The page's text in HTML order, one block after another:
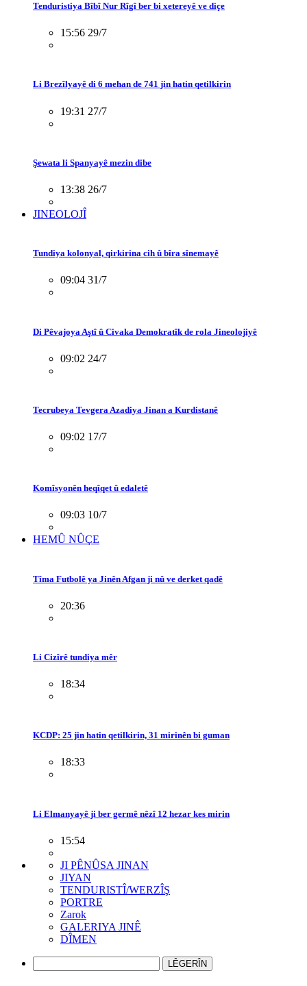
Tenduristiya Bîbî Nur Rîgî ber bi xetereyê ve diçe
15:56 29/7
Li Brezîlyayê di 6 mehan de 741 jin hatin qetilkirin
19:31 27/7
Şewata li Spanyayê mezin dibe
13:38 26/7
JINEOLOJÎ
Tundiya kolonyal, qirkirina cih û bîra sînemayê
09:04 31/7
Di Pêvajoya Aştî û Civaka Demokratîk de rola Jineolojiyê
09:02 24/7
Tecrubeya Tevgera Azadiya Jinan a Kurdistanê
09:02 17/7
Komîsyonên heqîqet û edaletê
09:03 10/7
HEMÛ NÛÇE
Tîma Futbolê ya Jinên Afgan ji nû ve derket qadê
20:36
Li Cizîrê tundiya mêr
18:34
KCDP: 25 jin hatin qetilkirin, 31 mirinên bi guman
18:33
Li Elmanyayê ji ber germê nêzî 12 hezar kes mirin
15:54
JI PÊNÛSA JINAN
JIYAN
TENDURISTÎ/WERZÎŞ
PORTRE
Zarok
GALERIYA JINÊ
DÎMEN
LÊGERÎN